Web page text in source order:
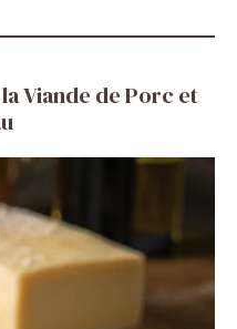
Viande de Porc et